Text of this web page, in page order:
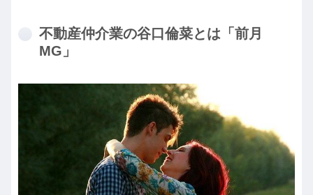
不動産仲介業の谷口倫菜とは「前月
MG」